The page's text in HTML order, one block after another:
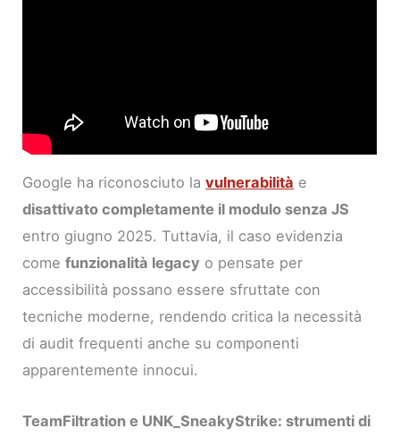
Google ha riconosciuto lavulnerabilità e
disattivato completamente il modulo senza JS
entro giugno 2025. Tuttavia, il caso evidenzia
comefunzionalità legacy o pensate per
accessibilità possano essere sfruttate con
tecniche moderne, rendendo critica la necessità
di audit frequenti anche su componenti
apparentemente innocui.
TeamFiltration e UNK_SneakyStrike: strumenti di